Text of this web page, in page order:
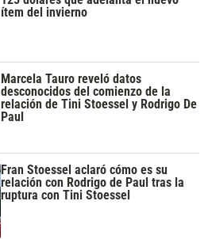
ítem del invierno
Marcela Tauro reveló datos
desconocidos del comienzo de la
relación de Tini Stoessel y Rodrigo De
Paul
Fran Stoessel aclaró cómo es su
relación con Rodrigo de Paul tras la
ruptura con Tini Stoessel